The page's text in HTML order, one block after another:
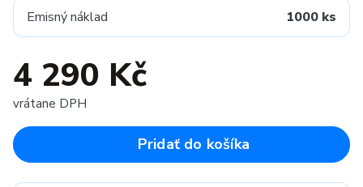
Emisný náklad 1000 ks
4 290 Kč
vrátane DPH
Pridať do košíka